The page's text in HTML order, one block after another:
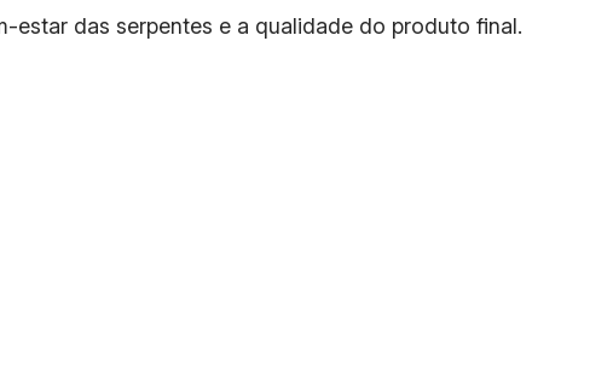
estar das serpentes e a qualidade do produto final.